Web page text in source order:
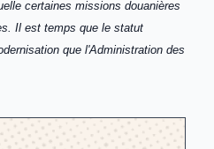
certaines missions douanières
Il est temps que le statut
que l'Administration des